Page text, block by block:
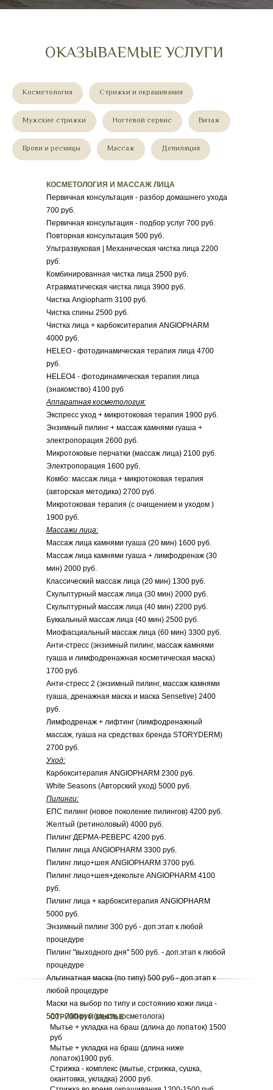
ОКАЗЫВАЕМЫЕ УСЛУГИ
Косметология Стрижки и окрашивания
Мужские стрижки Ногтевой сервис Визаж
Брови и ресницы Массаж Депиляция
КОСМЕТОЛОГИЯ И МАССАЖ ЛИЦА
Первичная консультация - разбор домашнего ухода
700 руб.
Первичная консультация - подбор услуг 700 руб.
Повторная консультация 500 руб.
Ультразвуковая | Механическая чистка лица 2200
руб.
Комбинированная чистка лица 2500 руб.
Атравматическая чистка лица 3900 руб.
Чистка Angiopharm 3100 руб.
Чистка спины 2500 руб.
Чистка лица + карбокситерапия ANGIOPHARM
4000 руб.
HELEO - фотодинамическая терапия лица 4700
руб.
HELEO4 - фотодинамическая терапия лица
(знакомство) 4100 руб
Аппаратная косметология:
Экспресс уход + микротоковая терапия 1900 руб.
Энзимный пилинг + массаж камнями гуаша +
электропорация 2600 руб.
Микротоковые перчатки (массаж лица) 2100 руб.
Электропорация 1600 руб.
Комбо: массаж лица + микротоковая терапия
(авторская методика) 2700 руб.
Микротоковая терапия (с очищением и уходом )
1900 руб.
Массажи лица:
Массаж лица камнями гуаша (20 мин) 1600 руб.
Массаж лица камнями гуаша + лимфодренаж (30
мин) 2000 руб.
Классический массаж лица (20 мин) 1300 руб.
Скульптурный массаж лица (30 мин) 2000 руб.
Скульптурный массаж лица (40 мин) 2200 руб.
Буккальный массаж лица (40 мин) 2500 руб.
Миофасциальный массаж лица (60 мин) 3300 руб.
Анти-стресс (энзимный пилинг, массаж камнями
гуаша и лимфодренажная косметическая маска)
1700 руб.
Анти-стресс 2 (энзимный пилинг, массаж камнями
гуаша, дренажная маска и маска Sensetive) 2400
руб.
Лимфодренаж + лифтинг (лимфодренажный
массаж, гуаша на средствах бренда STORYDERM)
2700 руб.
Уход:
Карбокситерапия ANGIOPHARM 2300 руб.
White Seasons (Авторский уход) 5000 руб.
Пилинги:
ЕПС пилинг (новое поколение пилингов) 4200 руб.
Желтый (ретиноловый) 4000 руб.
Пилинг ДЕРМА-РЕВЕРС 4200 руб.
Пилинг лица ANGIOPHARM 3300 руб.
Пилинг лицо+шея ANGIOPHARM 3700 руб.
Пилинг лицо+шея+декольте ANGIOPHARM 4100
руб.
Пилинг лица + карбокситерапия ANGIOPHARM
5000 руб.
Энзимный пилинг 300 руб - доп.этап к любой
процедуре
Пилинг "выходного дня" 500 руб. - доп.этап к любой
процедуре
Альгинатная маска (по типу) 500 руб - доп.этап к
любой процедуре
Маски на выбор по типу и состоянию кожи лица -
500 - 700 руб (реком.косметолога)
СТРИЖКИ И МЫТЬЕ
Мытье + укладка на браш (длина до лопаток) 1500
руб
Мытье + укладка на браш (длина ниже
лопаток)1900 руб.
Стрижка - комплекс (мытье, стрижка, сушка,
окантовка, укладка) 2000 руб.